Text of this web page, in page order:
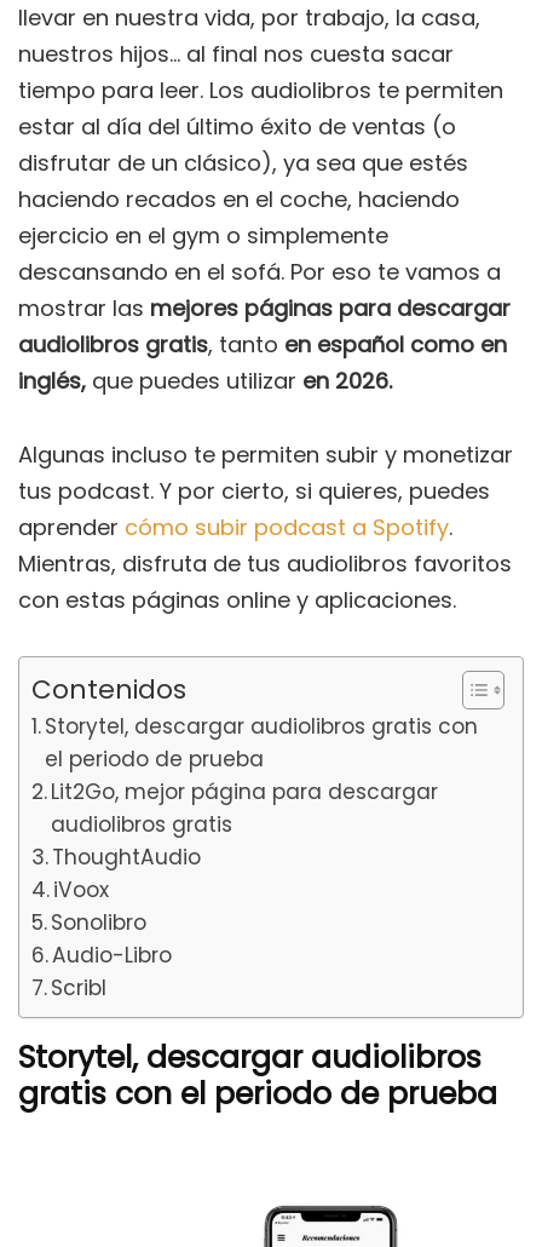
llevar en nuestra vida, por trabajo, la casa,
nuestros hijos… al final nos cuesta sacar
tiempo para leer. Los audiolibros te permiten
estar al día del último éxito de ventas (o
disfrutar de un clásico), ya sea que estés
haciendo recados en el coche, haciendo
ejercicio en el gym o simplemente
descansando en el sofá. Por eso te vamos a
mostrar las mejores páginas para descargar
audiolibros gratis, tanto en español como en
inglés, que puedes utilizar en 2026.
Algunas incluso te permiten subir y monetizar
tus podcast. Y por cierto, si quieres, puedes
aprender cómo subir podcast a Spotify.
Mientras, disfruta de tus audiolibros favoritos
con estas páginas online y aplicaciones.
Contenidos
Storytel, descargar audiolibros gratis con
el periodo de prueba
Lit2Go, mejor página para descargar
audiolibros gratis
ThoughtAudio
iVoox
Sonolibro
Audio-Libro
Scribl
Storytel, descargar audiolibros
gratis con el periodo de prueba